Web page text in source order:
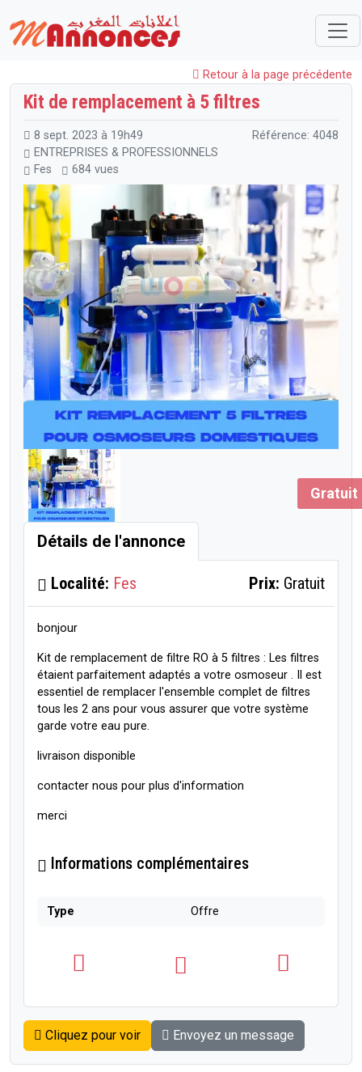
Maroc
ENTREPRISES & PROFESSIONNELS
Matériels Professionnels
Kit de remplacement à 5 filtres
Retour à la page précédente
Kit de remplacement à 5 filtres
8 sept. 2023 à 19h49
ENTREPRISES & PROFESSIONNELS
Fes
684 vues
Référence: 4048
Gratuit
Détails de l'annonce
Localité: Fes Prix: Gratuit
bonjour
Kit de remplacement de filtre RO à 5 filtres : Les filtres
étaient parfaitement adaptés a votre osmoseur . Il est
essentiel de remplacer l'ensemble complet de filtres
tous les 2 ans pour vous assurer que votre système
garde votre eau pure.
livraison disponible
contacter nous pour plus d'information
merci
Informations complémentaires
Type Offre
Cliquez pour voir Envoyez un message